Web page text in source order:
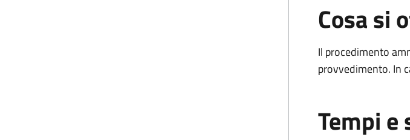
Cosa si
Il procedimento
provvedimento. In
Tempi e